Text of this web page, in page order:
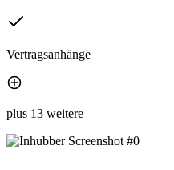
Vertragsanhänge
plus 13 weitere